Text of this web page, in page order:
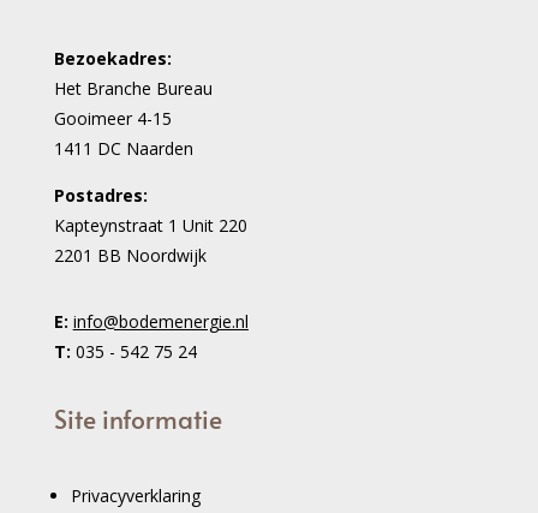
Bezoekadres:
Het Branche Bureau
Gooimeer 4-15
1411 DC Naarden
Postadres:
Kapteynstraat 1 Unit 220
2201 BB Noordwijk
E: info@bodemenergie.nl
T: 035 - 542 75 24
Site informatie
Privacyverklaring